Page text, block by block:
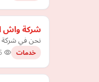
شركة واش
نحن في شركة
خدمات